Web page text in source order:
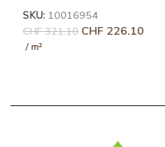
SKU:10016954
CHF321.10 CHF226.10